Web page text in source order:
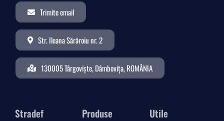
Trimite email
Str. Ileana Sărăroiu nr. 2
130005 Târgoviște, Dâmbovița, ROMÂNIA
Stradef Produse Utile